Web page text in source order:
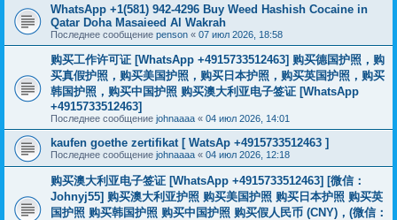
WhatsApp +1(581) 942-4296 Buy Weed Hashish Cocaine in
Qatar Doha Masaieed Al Wakrah
Последнее сообщение penson « 07 июл 2026, 18:58
购买工作许可证 [WhatsApp +4915733512463] 购买德国护照，购
买真假护照，购买美国护照，购买日本护照，购买英国护照，购买
韩国护照，购买中国护照 购买澳大利亚电子签证 [WhatsApp
+4915733512463]
Последнее сообщение johnaaaa « 04 июл 2026, 14:01
kaufen goethe zertifikat [ WatsAp +4915733512463 ]
Последнее сообщение johnaaaa « 04 июл 2026, 12:18
购买澳大利亚电子签证 [WhatsApp +4915733512463] [微信：
Johnyj55] 购买澳大利亚护照 购买美国护照 购买日本护照 购买英
国护照 购买韩国护照 购买中国护照 购买假人民币 (CNY)，(微信：